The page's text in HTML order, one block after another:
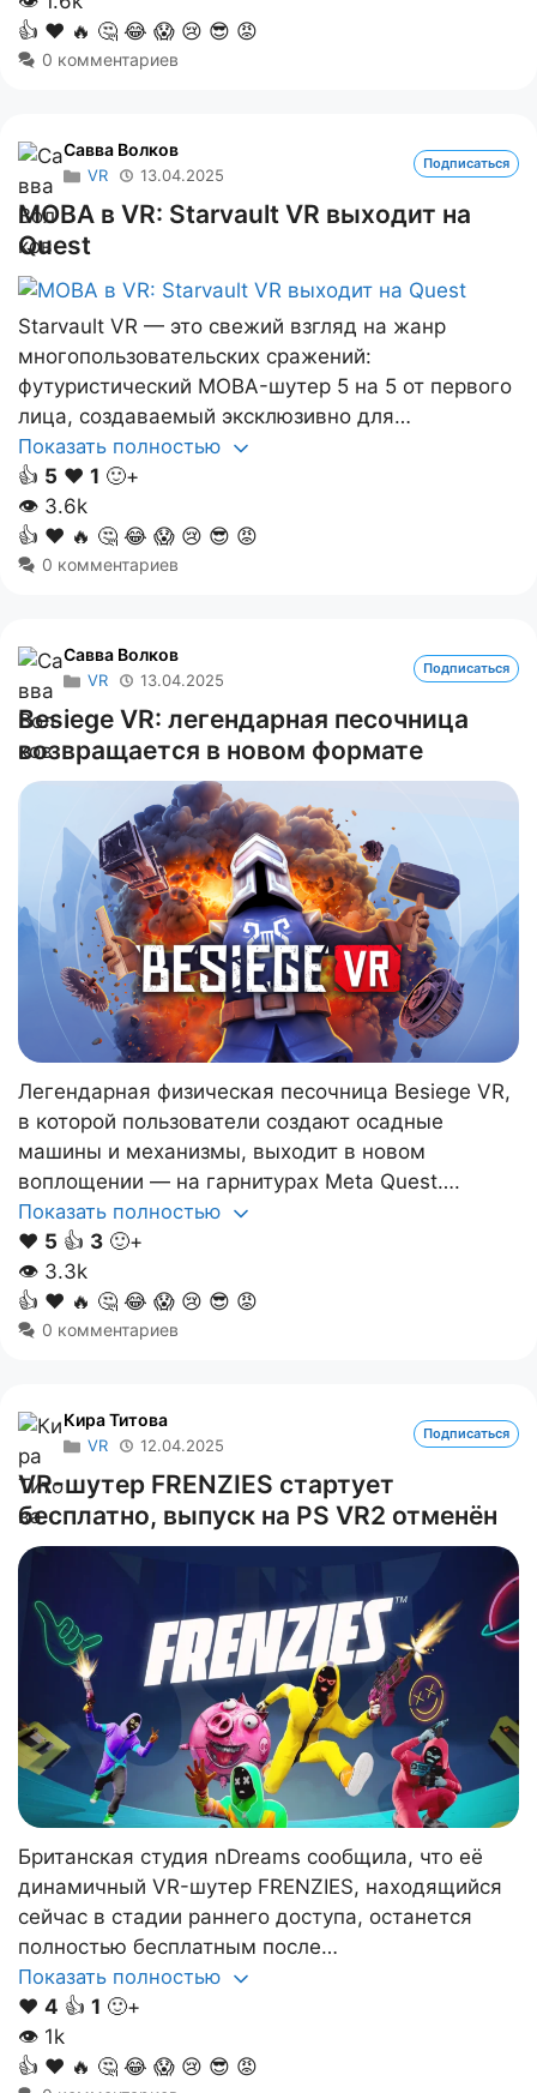
👍 ❤️ 🔥 🤔 😂 😱 😢 😎 😡
0 комментариев
Савва Волков
VR 13.04.2025
Подписаться
MOBA в VR: Starvault VR выходит на
Quest
Starvault VR — это свежий взгляд на жанр
многопользовательских сражений:
футуристический MOBA-шутер 5 на 5 от первого
лица, создаваемый эксклюзивно для…
Показать полностью
👍 5 ❤️ 1 🙂+
👁 3.6k
👍 ❤️ 🔥 🤔 😂 😱 😢 😎 😡
0 комментариев
Савва Волков
VR 13.04.2025
Подписаться
Besiege VR: легендарная песочница
возвращается в новом формате
Легендарная физическая песочница Besiege VR,
в которой пользователи создают осадные
машины и механизмы, выходит в новом
воплощении — на гарнитурах Meta Quest….
Показать полностью
❤️ 5 👍 3 🙂+
👁 3.3k
👍 ❤️ 🔥 🤔 😂 😱 😢 😎 😡
0 комментариев
Кира Титова
VR 12.04.2025
Подписаться
VR-шутер FRENZIES стартует
бесплатно, выпуск на PS VR2 отменён
Британская студия nDreams сообщила, что её
динамичный VR-шутер FRENZIES, находящийся
сейчас в стадии раннего доступа, останется
полностью бесплатным после…
Показать полностью
❤️ 4 👍 1 🙂+
👁 1k
👍 ❤️ 🔥 🤔 😂 😱 😢 😎 😡